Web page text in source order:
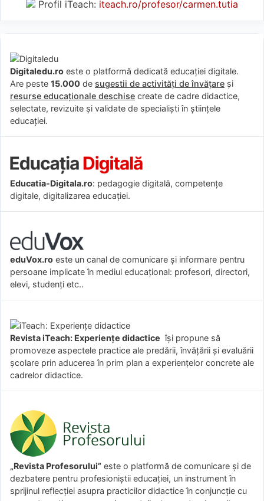
Profil iTeach: iteach.ro/profesor/carmen.tutia
Digitaledu.ro este o platformă dedicată educației digitale.
Are peste 15.000 de sugestii de activități de învățare și
resurse educaționale deschise create de cadre didactice,
selectate, revizuite și validate de specialiști în științele
educației.
Educatia-Digitala.ro: pedagogie digitală, competențe
digitale, digitalizarea educației.
eduVox.ro este un canal de comunicare și informare pentru
persoane implicate în mediul educațional: profesori, directori,
elevi, studenți etc..
Revista iTeach: Experienţe didactice îşi propune să
promoveze aspectele practice ale predării, învăţării şi evaluării
şcolare prin aducerea în prim plan a experienţelor concrete ale
cadrelor didactice.
„Revista Profesorului” este o platformă de comunicare și de
dezbatere pentru profesioniștii educației, un instrument în
sprijinul reflecției asupra practicilor didactice în conjuncție cu